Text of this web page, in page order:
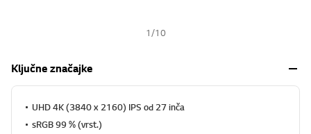
1 /10
Ključne značajke
UHD 4K (3840 x 2160) IPS od 27 inča
sRGB 99 % (vrst.)